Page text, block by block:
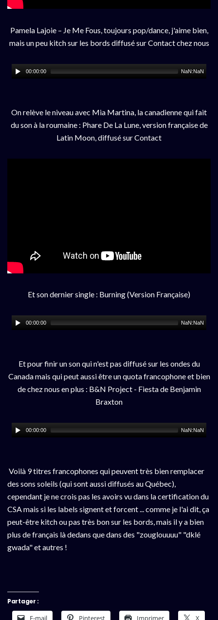
Pamela Lajoie – Je Me Fous, toujours pop/dance, j'aime bien,
mais un peu kitch sur les bords diffusé sur Contact chez nous
00:00:00 NaN:NaN
On relève le niveau avec Mia Martina, la canadienne qui fait
du son à la roumaine : Phare De La Lune, version française de
Latin Moon, diffusé sur Contact
Et son dernier single : Burning (Version Française)
00:00:00 NaN:NaN
Et pour finir un son qui n'est pas diffusé sur les ondes du
Canada mais qui peut aussi être un quota francophone et bien
de chez nous en plus : B&N Project - Fiesta de Benjamin
Braxton
00:00:00 NaN:NaN
Voilà 9 titres francophones qui peuvent très bien remplacer
des sons soleils (qui sont aussi diffusés au Québec),
cependant je ne crois pas les avoirs vu dans la certification du
CSA mais si les labels signent et forcent ... comme je l'ai dit, ça
peut-être kitch ou pas très bon sur les bords, mais il y a bien
plus de français là dedans que dans des "zouglouuuu" "dklé
gwada" et autres !
Partager :
E-mail Pinterest Imprimer X